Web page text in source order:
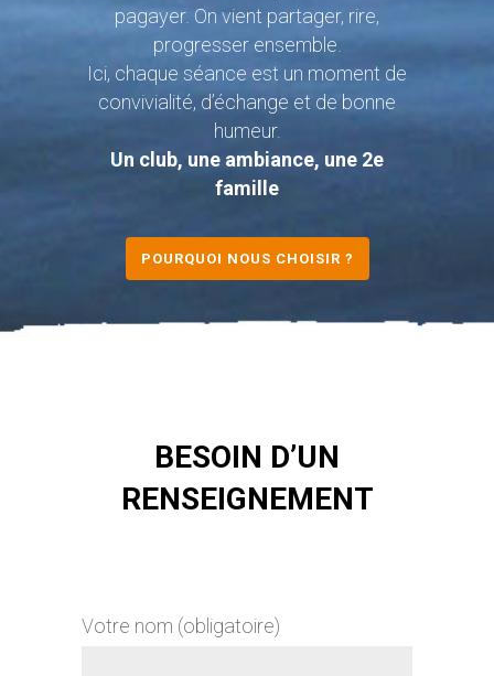
pagayer. On vient partager, rire,
progresser ensemble.
Ici, chaque séance est un moment de
convivialité, d’échange et de bonne
humeur.
Un club, une ambiance, une 2e
famille
POURQUOI NOUS CHOISIR ?
BESOIN D’UN
RENSEIGNEMENT
Votre nom (obligatoire)